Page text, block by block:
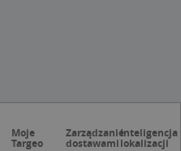
Moje
Targeo
Zarządzanie
dostawami
Inteligencja
lokalizacji